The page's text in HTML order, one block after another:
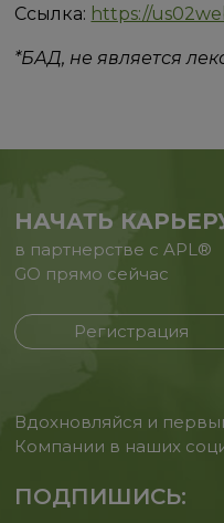
Ссылка: https://
*БАД, не является
НАЧАТЬ
в партнерстве с APL®
GO прямо сейчас
Регистрация
Вдохновляйся и
Компании в наших
ПОДПИШИСЬ: